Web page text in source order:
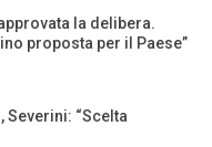
la delibera.
proposta per il Paese”
“Scelta